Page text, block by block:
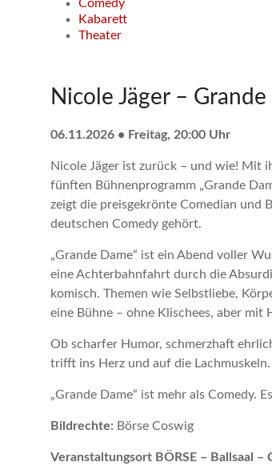
Comedy
Kabarett
Theater
Nicole Jäger –
06.11.2026 • Freitag, 20:00 Uhr
Nicole Jäger ist zurück – und wie! Mit
fünften Bühnenprogramm „Grande
zeigt die preisgekrönte Comedian und
deutschen Comedy gehört.
„Grande Dame“ ist ein Abend voller
eine Achterbahnfahrt durch die
komisch. Themen wie Selbstliebe,
eine Bühne – ohne Klischees, aber mit
Ob scharfer Humor, schmerzhaft
trifft ins Herz und auf die Lachmuskeln.
„Grande Dame“ ist mehr als Comedy.
Bildrechte: Börse Coswig
Veranstaltungsort BÖRSE – Ballsaal –